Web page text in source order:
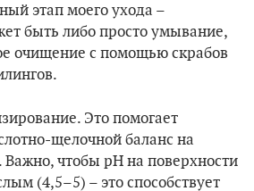
этап моего ухода –
быть либо просто умывание,
очищение с помощью скрабов
Это помогает
щелочной баланс на
чтобы pH на поверхности
(4,5–5) – это способствует